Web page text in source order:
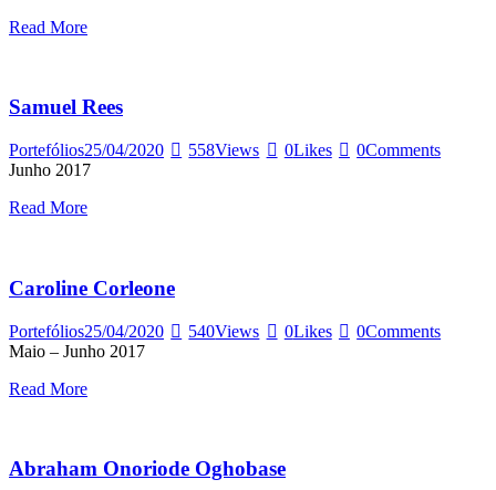
Read More
Samuel Rees
Portefólios25/04/2020 558Views 0Likes 0Comments
Junho 2017
Read More
Caroline Corleone
Portefólios25/04/2020 540Views 0Likes 0Comments
Maio – Junho 2017
Read More
Abraham Onoriode Oghobase